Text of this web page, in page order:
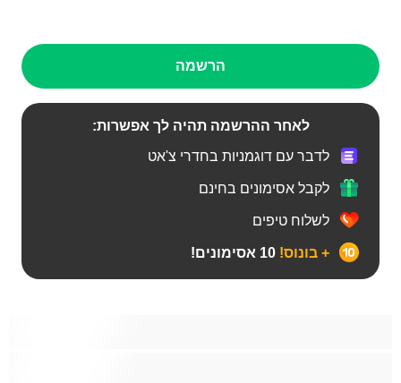
הרשמה
לאחר ההרשמה תהיה לך אפשרות:
לדבר עם דוגמניות בחדרי צ'אט
לקבל אסימונים בחינם
לשלוח טיפים
+ בונוס!